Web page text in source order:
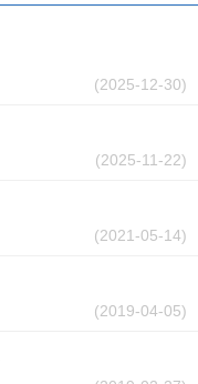
(2025-12-30)
(2025-11-22)
(2021-05-14)
(2019-04-05)